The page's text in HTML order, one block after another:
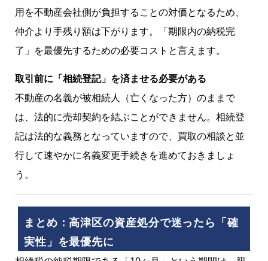
用を不動産会社側が負担することの対価となるため、
仲介より手残り額は下がります。「期限内の納税完
了」を最優先するための必要コストと言えます。
取引前に「相続登記」を済ませる必要がある
不動産の名義が被相続人（亡くなった方）のままで
は、法的に売却契約を結ぶことができません。相続登
記は法的な義務となっていますので、買取の相談と並
行して速やかに名義変更手続きを進めておきましょ
う。
まとめ：高津区の資産処分で迷ったら「確
実性」を最優先に